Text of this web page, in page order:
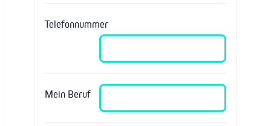
Telefonnummer
Mein Beruf